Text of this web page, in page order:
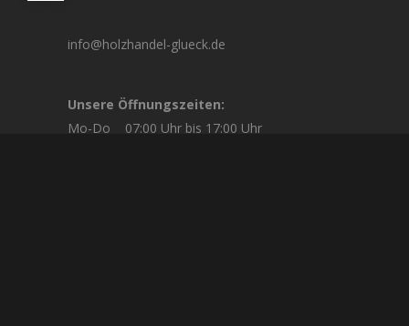
info@holzhandel-glueck.de
Unsere Öffnungszeiten:
Mo-Do 07:00 Uhr bis 17:00 Uhr